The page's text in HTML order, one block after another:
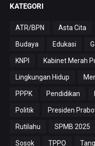
KATEGORI
ATR/BPN Asta Cita
Budaya Edukasi
KNPI Kabinet Merah
Lingkungan Hidup
PPPK Pendidikan
Politik Presiden
Rutilahu SPMB 2025
Sosok TPPO